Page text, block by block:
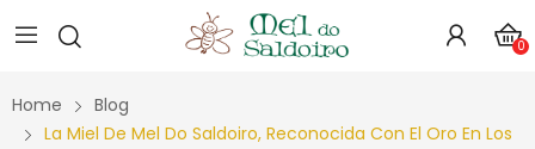
0
Home
Blog
La Miel De Mel Do Saldoiro, Reconocida Con El Oro En Los